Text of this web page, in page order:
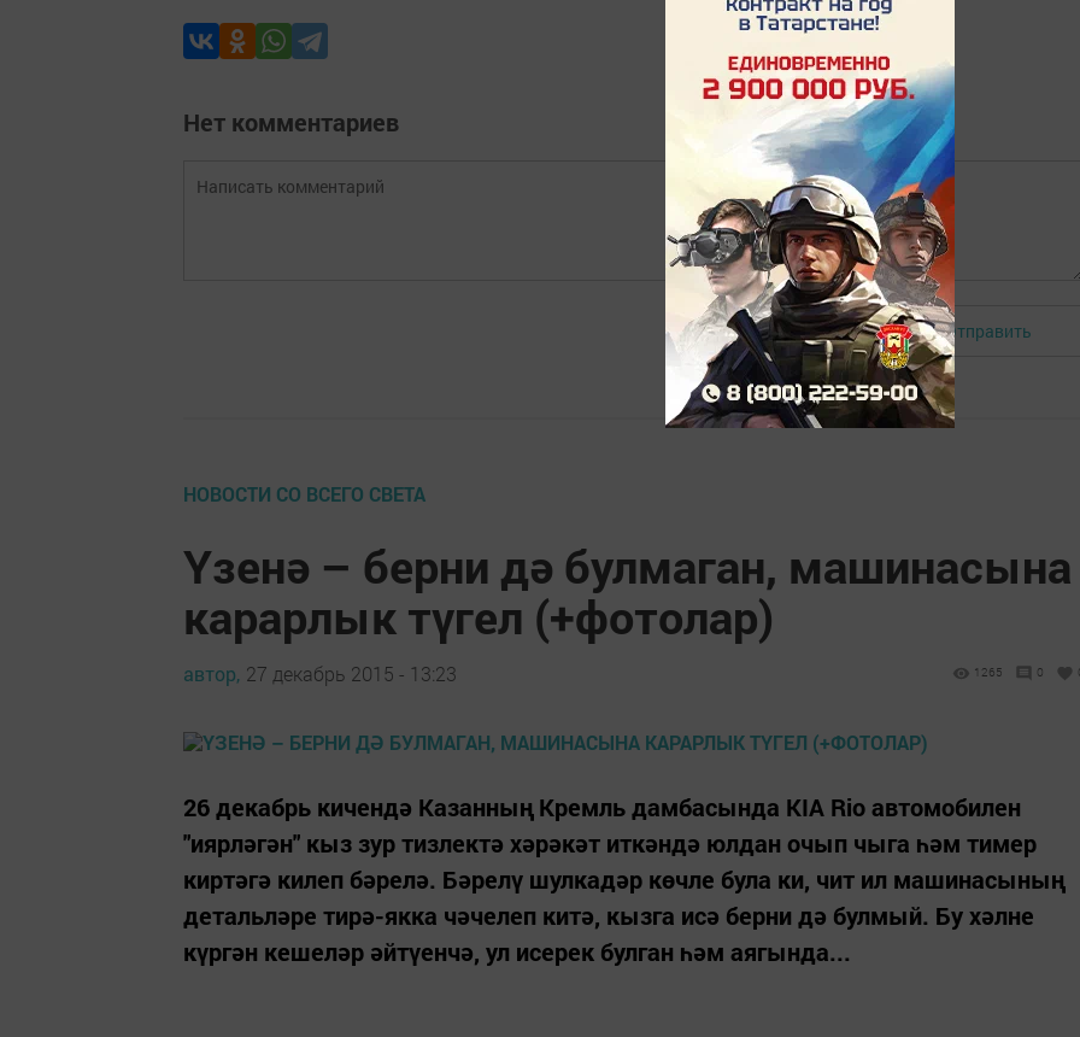
Нет комментариев
Авторизоваться Отправить
НОВОСТИ СО ВСЕГО СВЕТА
Үзенә – берни дә булмаган, машинасына
карарлык түгел (+фотолар)
автор, 27 декабрь 2015 - 13:23 1265 0
26 декабрь кичендә Казанның Кремль дамбасында KIA Rio автомобилен
"иярләгән" кыз зур тизлектә хәрәкәт иткәндә юлдан очып чыга һәм тимер
киртәгә килеп бәрелә. Бәрелү шулкадәр көчле була ки, чит ил машинасының
детальләре тирә-якка чәчелеп китә, кызга исә берни дә булмый. Бу хәлне
күргән кешеләр әйтүенчә, ул исерек булган һәм аягында...